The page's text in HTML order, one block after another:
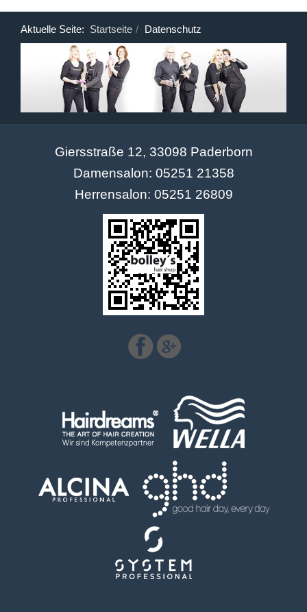
Aktuelle Seite: Startseite Datenschutz
Giersstraße 12, 33098 Paderborn
Damensalon: 05251 21358
Herrensalon: 05251 26809